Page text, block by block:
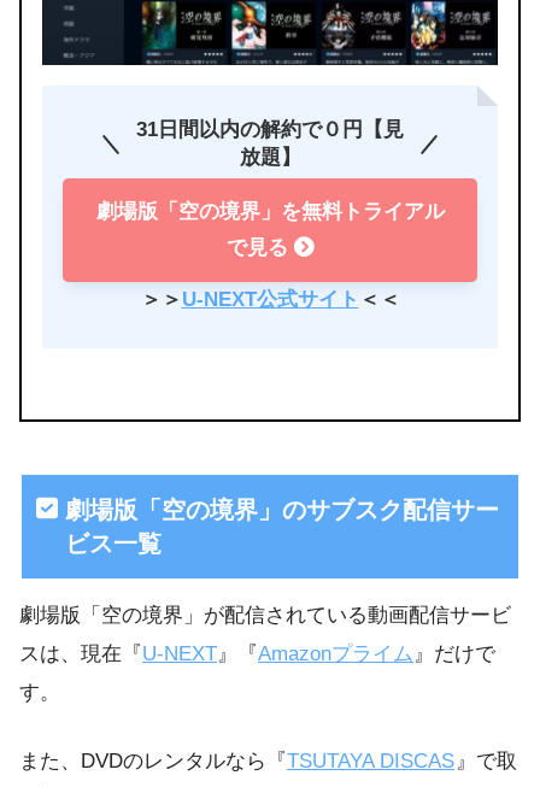
31日間以内の解約で０円【見
放題】
劇場版「空の境界」を無料トライアル
で見る
＞＞ U-NEXT公式サイト ＜＜
劇場版「空の境界」のサブスク配信サー
ビス一覧
劇場版「空の境界」が配信されている動画配信サービ
スは、現在『U-NEXT』『Amazonプライム』だけで
す。
また、DVDのレンタルなら『TSUTAYA DISCAS』で取